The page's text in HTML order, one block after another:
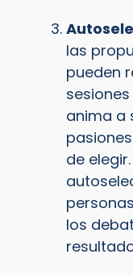
las
pueden
anima a
de
los